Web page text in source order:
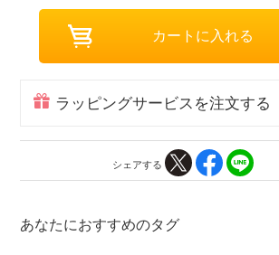
ラッピングサービスを注文する
シェアする
あなたにおすすめのタグ